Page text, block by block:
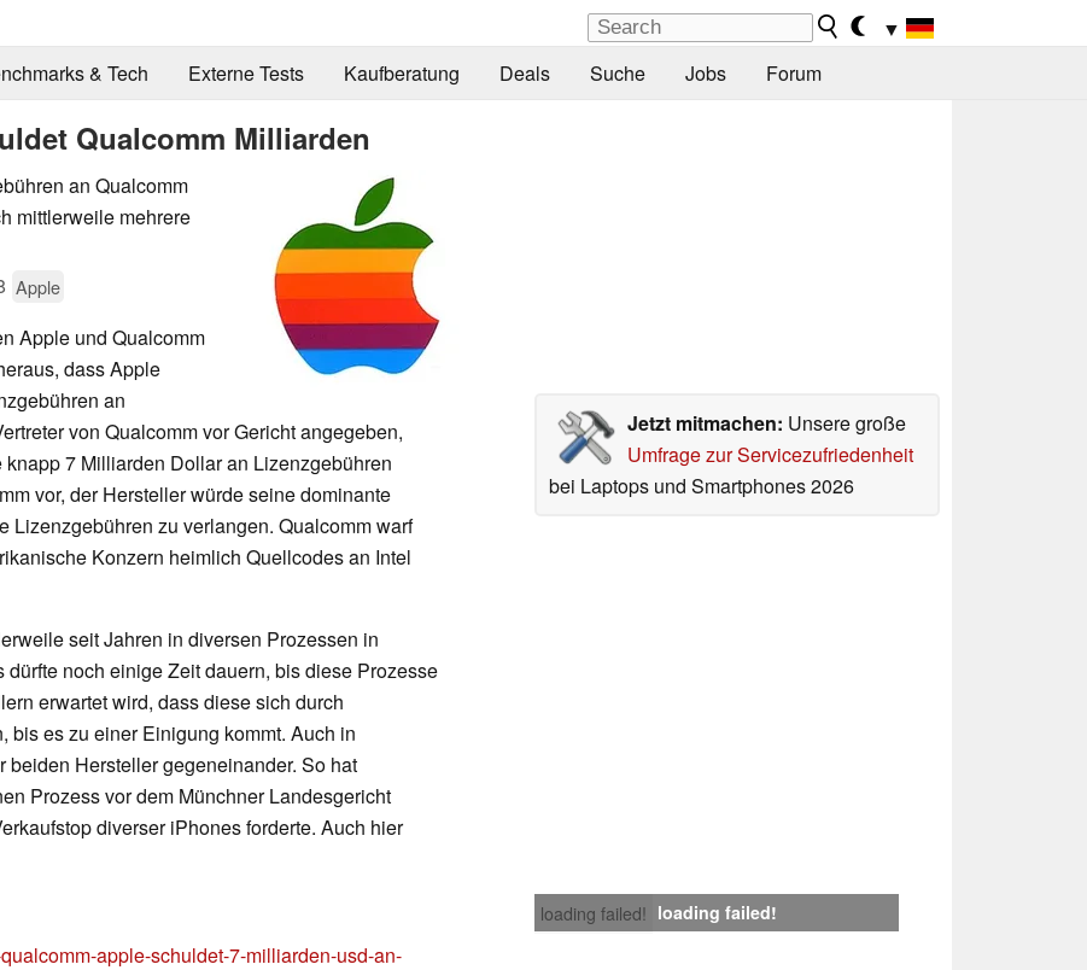
▼
& Tech Externe Tests Kaufberatung Deals Suche Jobs Forum
Qualcomm Milliarden
an Qualcomm
mittlerweile mehrere
Apple
Jetzt mitmachen: Unsere große
Umfrage zur Servicezufriedenheit
bei Laptops und Smartphones 2026
Apple und Qualcomm
dass Apple
an
von Qualcomm vor Gericht angegeben,
7 Milliarden Dollar an Lizenzgebühren
vor, der Hersteller würde seine dominante
Lizenzgebühren zu verlangen. Qualcomm warf
Konzern heimlich Quellcodes an Intel
seit Jahren in diversen Prozessen in
noch einige Zeit dauern, bis diese Prozesse
erwartet wird, dass diese sich durch
bis es zu einer Einigung kommt. Auch in
Hersteller gegeneinander. So hat
Prozess vor dem Münchner Landesgericht
diverser iPhones forderte. Auch hier
loading failed! loading failed!
apple-schuldet-7-milliarden-usd-an-